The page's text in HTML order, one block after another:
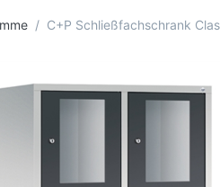
C+P Schließfachschrank